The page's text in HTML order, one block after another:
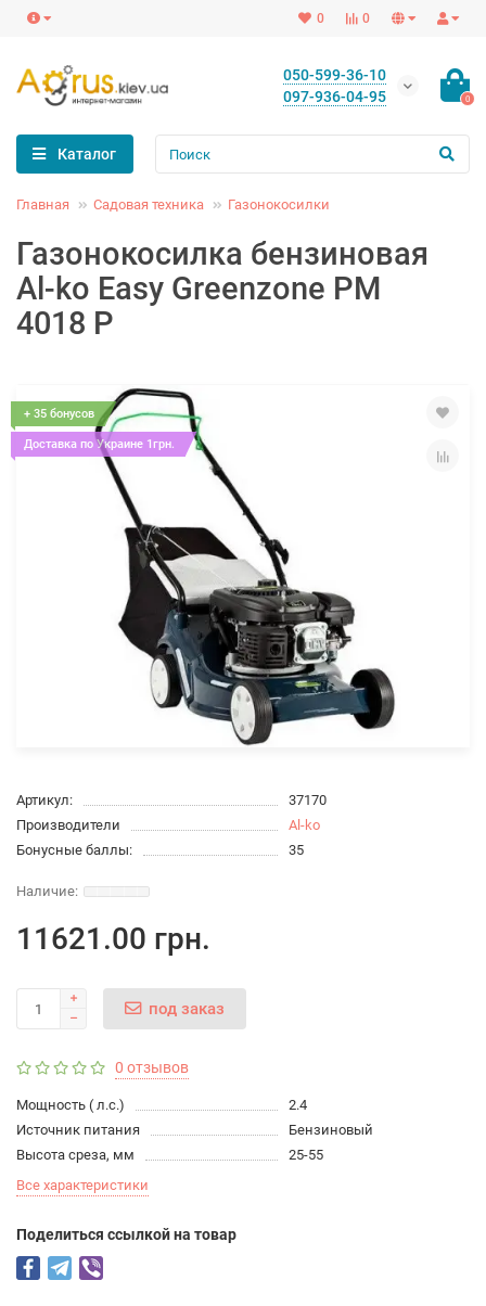
0
0
050-599-36-10
097-936-04-95
0
Каталог
Главная Садовая техника Газонокосилки
Газонокосилка бензиновая
Al-ko Easy Greenzone PM
4018 P
+ 35 бонусов
Доставка по Украине 1грн.
Артикул:
37170
Производители
Al-ko
Бонусные баллы:
35
11621.00 грн.
под заказ
0 отзывов
Мощность ( л.с.)
2.4
Источник питания
Бензиновый
Высота среза, мм
25-55
Все характеристики
Поделиться ссылкой на товар